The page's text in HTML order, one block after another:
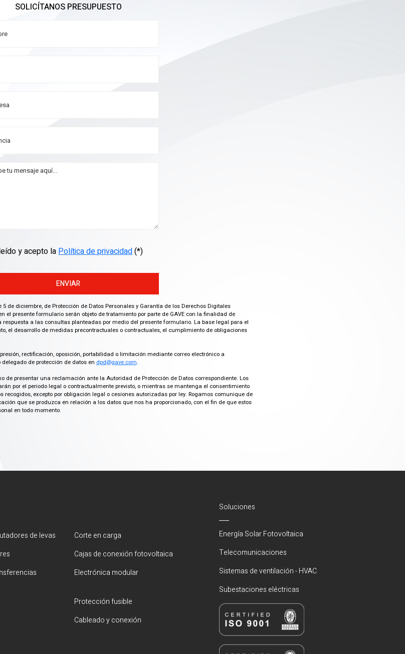
SOLICÍTANOS PRESUPUESTO
y acepto laPolítica de privacidad(*)
ENVIAR
de diciembre, de Protección de Datos Personales y Garantía de los Derechos Digitales
el presente formulario serán objeto de tratamiento por parte de GAVE con la finalidad de
respuesta a las consultas planteadas por medio del presente formulario. La base legal para el
el desarrollo de medidas precontractuales o contractuales, el cumplimiento de obligaciones
rectificación, oposición, portabilidad o limitación mediante correo electrónico a
de protección de datos en dpd@gave.com.
de presentar una reclamación ante la Autoridad de Protección de Datos correspondiente. Los
por el periodo legal o contractualmente previsto, o mientras se mantenga el consentimiento
recogidos, excepto por obligación legal o cesiones autorizadas por ley. Rogamos comunique de
que se produzca en relación a los datos que nos ha proporcionado, con el fin de que estos
en todo momento.
de levas
Corte en carga
Cajas de conexión fotovoltaica
Electrónica modular
Protección fusible
Cableado y conexión
Soluciones
Energía Solar Fotovoltaica
Telecomunicaciones
Sistemas de ventilación - HVAC
Subestaciones eléctricas